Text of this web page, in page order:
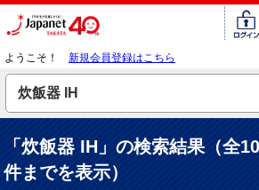
ようこそ！ 新規会員登録はこちら
「炊飯器 IH」の検索結果（全
件までを表示）